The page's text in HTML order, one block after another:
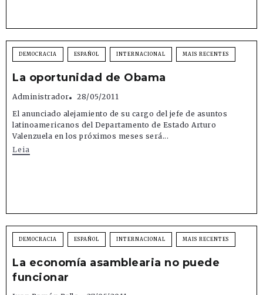
DEMOCRACIA ESPAÑOL INTERNACIONAL MAIS RECENTES
La oportunidad de Obama
Administrador
28/05/2011
El anunciado alejamiento de su cargo del jefe de asuntos
latinoamericanos del Departamento de Estado Arturo
Valenzuela en los próximos meses será...
Leia
DEMOCRACIA ESPAÑOL INTERNACIONAL MAIS RECENTES
La economía asamblearia no puede
funcionar